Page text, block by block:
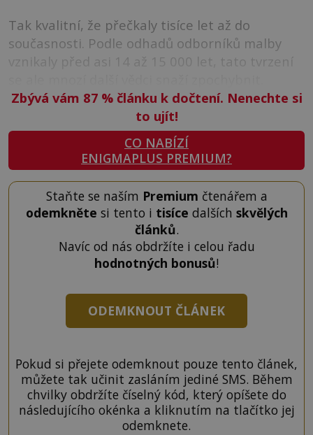
Tak kvalitní, že přečkaly tisíce let až do
současnosti. Podle odhadů odborníků malby
vznikaly před asi 14 až 15 000 let, tato tvrzení
Zbývá vám 87 %článku k dočtení. Nenechte si
to ujít!
CO NABÍZÍ
ENIGMAPLUS PREMIUM?
Staňte se naším Premium čtenářem a
odemkněte si tento i tisíce dalších skvělých
článků.
Navíc od nás obdržíte i celou řadu
hodnotných bonusů!
ODEMKNOUT ČLÁNEK
Pokud si přejete odemknout pouze tento článek,
můžete tak učinit zasláním jediné SMS. Během
chvilky obdržíte číselný kód, který opíšete do
následujícího okénka a kliknutím na tlačítko jej
odemknete.